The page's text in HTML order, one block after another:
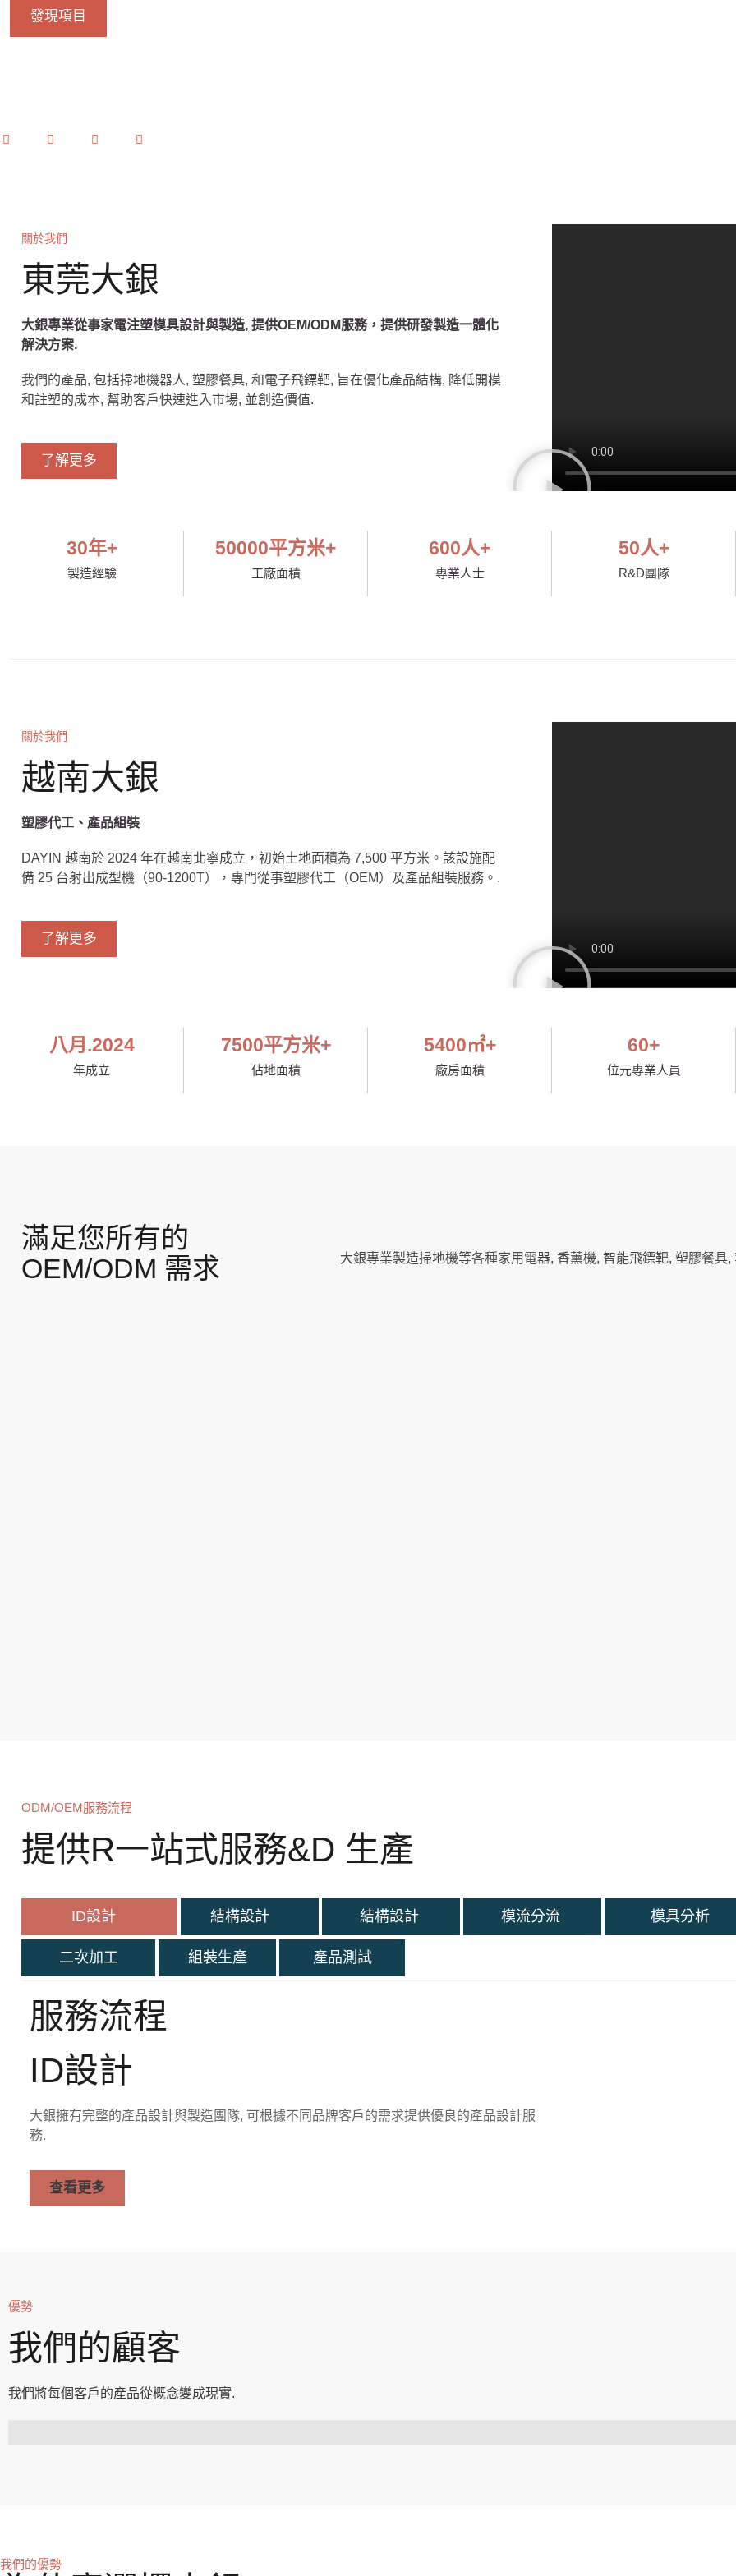
發現項目
關於我們
東莞大銀
大銀專業從事家電注塑模具設計與製造, 提供OEM/ODM服務，提供研發製造一體化
解決方案.
我們的產品, 包括掃地機器人, 塑膠餐具, 和電子飛鏢靶, 旨在優化產品結構, 降低開模
和註塑的成本, 幫助客戶快速進入市場, 並創造價值.
了解更多
製造經驗
30年+
工廠面積
50000平方米+
專業人士
600人+
R&D團隊
50人+
關於我們
越南大銀
塑膠代工、產品組裝
DAYIN 越南於 2024 年在越南北寧成立，初始土地面積為 7,500 平方米。該設施配
備 25 台射出成型機（90-1200T），專門從事塑膠代工（OEM）及產品組裝服務。.
了解更多
年成立
八月.2024
佔地面積
7500平方米+
廠房面積
5400㎡+
位元專業人員
60+
滿足您所有的
OEM/ODM 需求
大銀專業製造掃地機等各種家用電器, 香薰機, 智能飛鏢靶, 塑膠餐具,
ODM/OEM服務流程
提供R一站式服務&D 生產
ID設計 結構設計 結構設計 模流分流 模具分析
二次加工 組裝生產 產品測試
服務流程
ID設計
大銀擁有完整的產品設計與製造團隊, 可根據不同品牌客戶的需求提供優良的產品設計服
務.
查看更多
優勢
我們的顧客
我們將每個客戶的產品從概念變成現實.
我們的優勢